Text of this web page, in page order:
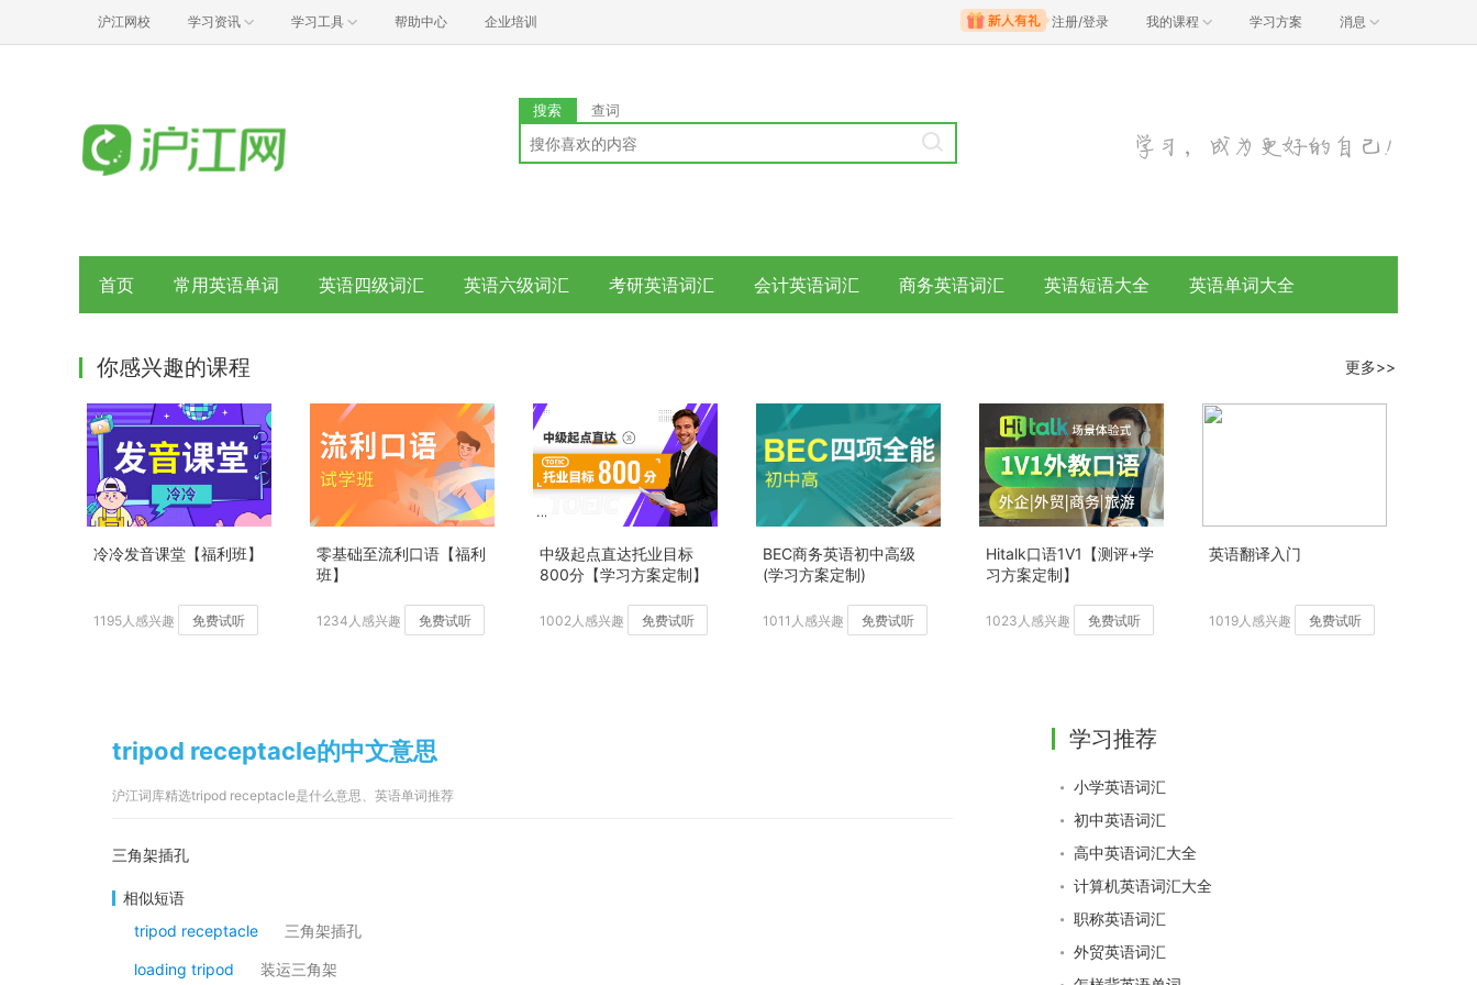
沪江网校 学习资讯 学习工具 帮助中心 企业培训 注册/登录 我的课程 学习方案 消息
搜索 查词
首页 常用英语单词 英语四级词汇 英语六级词汇 考研英语词汇 会计英语词汇 商务英语词汇 英语短语大全 英语单词大全
你感兴趣的课程 更多>>
冷冷发音课堂【福利班】
1195人感兴趣 免费试听
零基础至流利口语【福利
班】
1234人感兴趣 免费试听
中级起点直达托业目标
800分【学习方案定制】
1002人感兴趣 免费试听
BEC商务英语初中高级
(学习方案定制)
1011人感兴趣 免费试听
Hitalk口语1V1【测评+学
习方案定制】
1023人感兴趣 免费试听
英语翻译入门
1019人感兴趣 免费试听
tripod receptacle的中文意思
沪江词库精选tripod receptacle是什么意思、英语单词推荐
三角架插孔
相似短语
tripod receptacle
三角架插孔
loading tripod 装运三角架
学习推荐
小学英语词汇
初中英语词汇
高中英语词汇大全
计算机英语词汇大全
职称英语词汇
外贸英语词汇